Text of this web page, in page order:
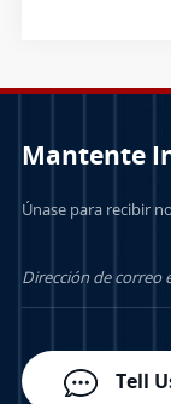
Mantente
Únase para recibir
Tell